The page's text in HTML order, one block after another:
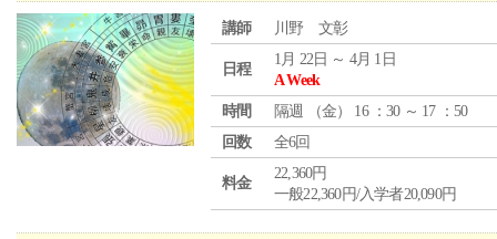
講師 川野 文彰
日程
1月 22日 ～ 4月 1日
A Week
時間
隔週 （金） 16 ：30 ～ 17 ：50
回数
全6回
料金
22,360円
一般22,360円/入学者20,090円